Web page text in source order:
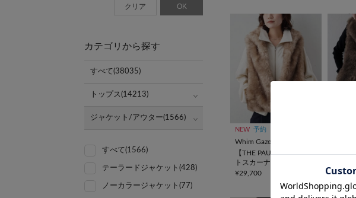
NEW 予約
Whim Gazette
【THE PAUSE】フェイク
トスカーナショートジレ
¥29,700
Whim
【THE
クリア OK
カテゴリから探す
すべて(38035)
トップス(14213)
ジャケット/アウター(1566)
すべて(1566)
テーラードジャケット(428)
ノーカラージャケット(77)